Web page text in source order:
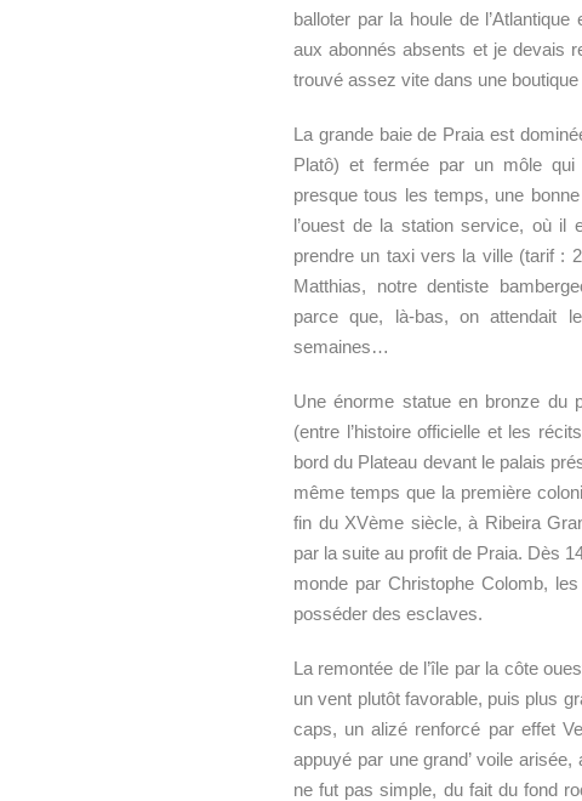
balloter par la houle de
aux abonnés absents et je devais
trouvé assez vite dans une
La grande baie de Praia est
Platô) et fermée par un môle qui
presque tous les temps, une
l’ouest de la station service, où il
prendre un taxi vers la ville (tarif :
Matthias, notre dentiste
parce que, là-bas, on attendait
semaines…
Une énorme statue en bronze du
(entre l’histoire officielle et les
bord du Plateau devant le palais
même temps que la première
fin du XVème siècle, à Ribeira
par la suite au profit de Praia. Dès
monde par Christophe Colomb,
posséder des esclaves.
La remontée de l’île par la côte
un vent plutôt favorable, puis plus
caps, un alizé renforcé par effet
appuyé par une grand’ voile
ne fut pas simple, du fait du fond